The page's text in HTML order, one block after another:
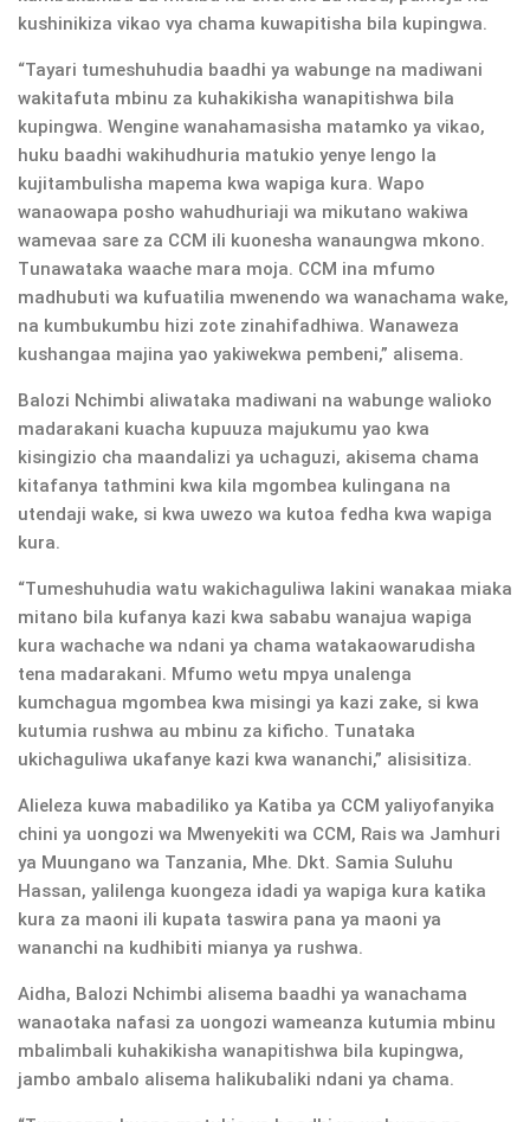
kushinikiza vikao vya chama kuwapitisha bila kupingwa.
“Tayari tumeshuhudia baadhi ya wabunge na madiwani
wakitafuta mbinu za kuhakikisha wanapitishwa bila
kupingwa. Wengine wanahamasisha matamko ya vikao,
huku baadhi wakihudhuria matukio yenye lengo la
kujitambulisha mapema kwa wapiga kura. Wapo
wanaowapa posho wahudhuriaji wa mikutano wakiwa
wamevaa sare za CCM ili kuonesha wanaungwa mkono.
Tunawataka waache mara moja. CCM ina mfumo
madhubuti wa kufuatilia mwenendo wa wanachama wake,
na kumbukumbu hizi zote zinahifadhiwa. Wanaweza
kushangaa majina yao yakiwekwa pembeni,” alisema.
Balozi Nchimbi aliwataka madiwani na wabunge walioko
madarakani kuacha kupuuza majukumu yao kwa
kisingizio cha maandalizi ya uchaguzi, akisema chama
kitafanya tathmini kwa kila mgombea kulingana na
utendaji wake, si kwa uwezo wa kutoa fedha kwa wapiga
kura.
“Tumeshuhudia watu wakichaguliwa lakini wanakaa miaka
mitano bila kufanya kazi kwa sababu wanajua wapiga
kura wachache wa ndani ya chama watakaowarudisha
tena madarakani. Mfumo wetu mpya unalenga
kumchagua mgombea kwa misingi ya kazi zake, si kwa
kutumia rushwa au mbinu za kificho. Tunataka
ukichaguliwa ukafanye kazi kwa wananchi,” alisisitiza.
Alieleza kuwa mabadiliko ya Katiba ya CCM yaliyofanyika
chini ya uongozi wa Mwenyekiti wa CCM, Rais wa Jamhuri
ya Muungano wa Tanzania, Mhe. Dkt. Samia Suluhu
Hassan, yalilenga kuongeza idadi ya wapiga kura katika
kura za maoni ili kupata taswira pana ya maoni ya
wananchi na kudhibiti mianya ya rushwa.
Aidha, Balozi Nchimbi alisema baadhi ya wanachama
wanaotaka nafasi za uongozi wameanza kutumia mbinu
mbalimbali kuhakikisha wanapitishwa bila kupingwa,
jambo ambalo alisema halikubaliki ndani ya chama.